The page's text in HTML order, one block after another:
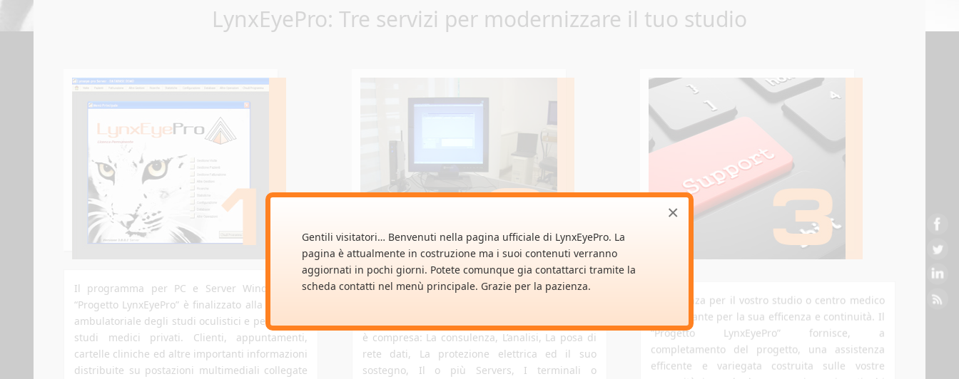
Gentili visitatori… Benvenuti nella pagina ufficiale di LynxEyePro. La
pagina è attualmente in costruzione ma i suoi contenuti verranno
aggiornati in pochi giorni. Potete comunque gia contattarci tramite la
scheda contatti nel menù principale. Grazie per la pazienza.
×
LynxEyePro: Tre servizi per modernizzare il tuo studio
SOFTWARE
Clicca qui per vedere di più
HARDWARE
Clicca qui per vedere di più
ASSISTENZA
Clicca qui per vedere di più
Il programma per PC e Server Windows del
“Progetto LynxEyePro” è finalizzato alla gestione
ambulatoriale degli studi oculistici e per tutti gli
studi medici privati. Clienti, appuntamenti,
cartelle cliniche ed altre importanti informazioni
distribuite su postazioni multimediali collegate
Nel “Progetto LynxEyePro” ci si può avvalere del
è compresa: La consulenza, L’analisi, La posa di
rete dati, La protezione elettrica ed il suo
sostegno, Il o più Servers, I terminali o
è importante per la sua efficenza e continuità. Il
“Progetto LynxEyePro” fornisce, a
completamento del progetto, una assistenza
efficente e variegata costruita sulle vostre
necessità, in modo da ergonomizzare i costi ed i